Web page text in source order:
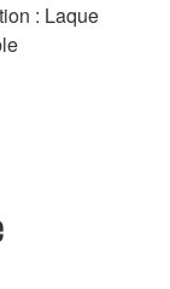
: Laque